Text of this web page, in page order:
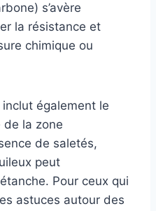
s’avère
la résistance et
chimique ou
inclut également le
de la zone
de saletés,
peut
Pour ceux qui
astuces autour des